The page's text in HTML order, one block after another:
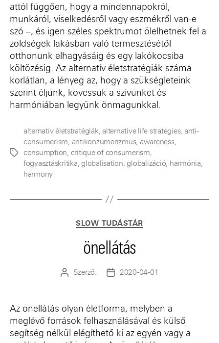
attól függően, hogy a mindennapokról,
munkáról, viselkedésről vagy eszmékről van-e
szó –, és igen széles spektrumot ölelhetnek fel a
zöldségek lakásban való termesztésétől
otthonunk elhagyásáig és egy lakókocsiba
költözésig. Az alternatív életstratégiák száma
korlátlan, a lényeg az, hogy a szükségleteink
szerint éljünk, kövessük a szívünket és
harmóniában legyünk önmagunkkal.
Címkék
alternatív életstratégiák ,alternative life strategies, anti-
consumerism antikonzumerizmus, awareness,
consumption critique of consumerism
fogyasztáskritika ,globalisation ,globalizáció harmónia
harmony
Kategóriák
SLOW TUDÁSTÁR
önellátás
Bejegyzés
Szerző:
Bejegyzés
2020-04-01
Az önellátás olyan életforma, melyben a
meglévő források felhasználásával és külső
segítség nélkül elégíthető ki az egyén vagy a